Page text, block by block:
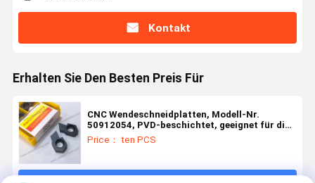
Kontakt
Erhalten Sie Den Besten Preis Für
CNC Wendeschneidplatten, Modell-Nr.
50912054, PVD-beschichtet, geeignet für die
Bearbeitung von schwer zerspanbaren
Werkstoffen, ausgenommen
Price： ten PCS